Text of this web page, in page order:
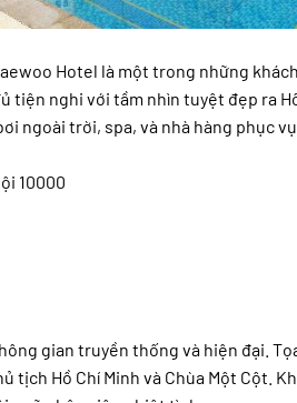
Hotel là một trong những
tiện nghi với tầm nhìn tuyệt đẹp ra
ngoài trời, spa, và nhà hàng phục
10000
gian truyền thống và hiện đại.
tịch Hồ Chí Minh và Chùa Một Cột.